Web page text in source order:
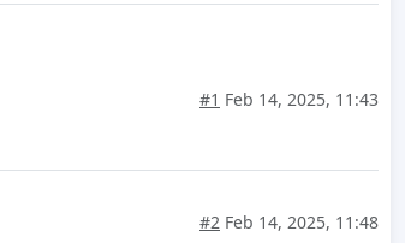
#1 Feb 14, 2025, 11:43
#2 Feb 14, 2025, 11:48